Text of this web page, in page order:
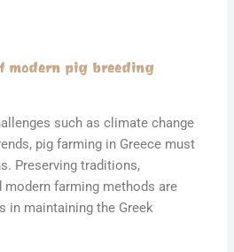
modern pig breeding
such as climate change
pig farming in Greece must
Preserving traditions,
farming methods are
in maintaining the Greek